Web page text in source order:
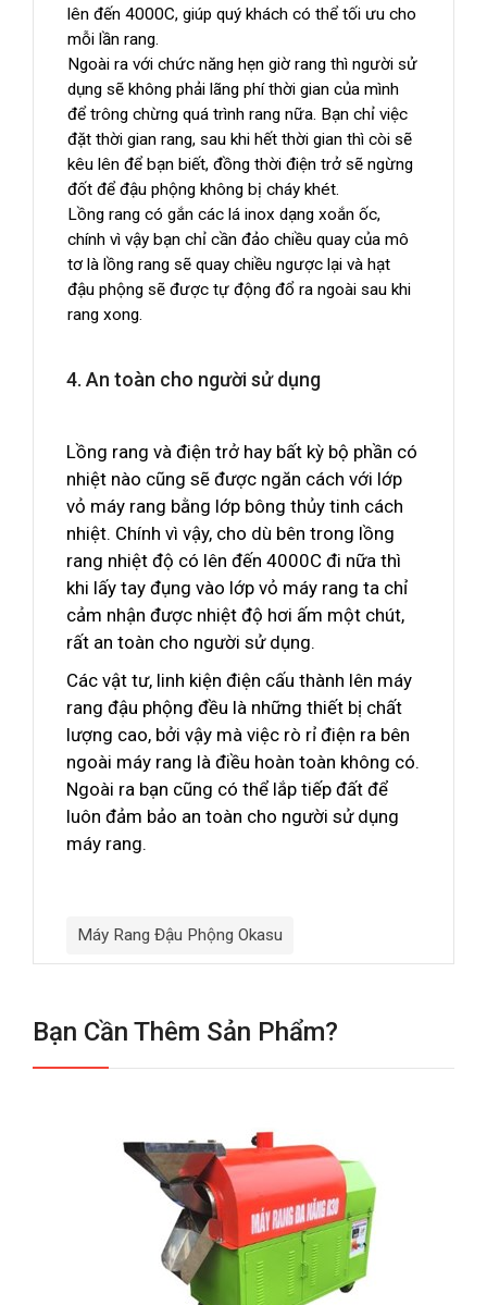
lên đến 4000C, giúp quý khách có thể tối ưu cho
mỗi lần rang.
Ngoài ra với chức năng hẹn giờ rang thì người sử
dụng sẽ không phải lãng phí thời gian của mình
để trông chừng quá trình rang nữa. Bạn chỉ việc
đặt thời gian rang, sau khi hết thời gian thì còi sẽ
kêu lên để bạn biết, đồng thời điện trở sẽ ngừng
đốt để đậu phộng không bị cháy khét.
Lồng rang có gắn các lá inox dạng xoắn ốc,
chính vì vậy bạn chỉ cần đảo chiều quay của mô
tơ là lồng rang sẽ quay chiều ngược lại và hạt
đậu phộng sẽ được tự động đổ ra ngoài sau khi
rang xong.
4. An toàn cho người sử dụng
Lồng rang và điện trở hay bất kỳ bộ phần có
nhiệt nào cũng sẽ được ngăn cách với lớp
vỏ máy rang bằng lớp bông thủy tinh cách
nhiệt. Chính vì vậy, cho dù bên trong lồng
rang nhiệt độ có lên đến 4000C đi nữa thì
khi lấy tay đụng vào lớp vỏ máy rang ta chỉ
cảm nhận được nhiệt độ hơi ấm một chút,
rất an toàn cho người sử dụng.
Các vật tư, linh kiện điện cấu thành lên máy
rang đậu phộng đều là những thiết bị chất
lượng cao, bởi vậy mà việc rò rỉ điện ra bên
ngoài máy rang là điều hoàn toàn không có.
Ngoài ra bạn cũng có thể lắp tiếp đất để
luôn đảm bảo an toàn cho người sử dụng
máy rang.
Máy Rang Đậu Phộng Okasu
Bạn Cần Thêm Sản Phẩm?